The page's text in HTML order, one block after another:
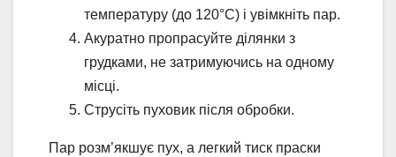
температуру (до 120°C) і увімкніть пар.
Акуратно пропрасуйте ділянки з
грудками, не затримуючись на одному
місці.
Струсіть пуховик після обробки.
Пар розм’якшує пух, а легкий тиск праски